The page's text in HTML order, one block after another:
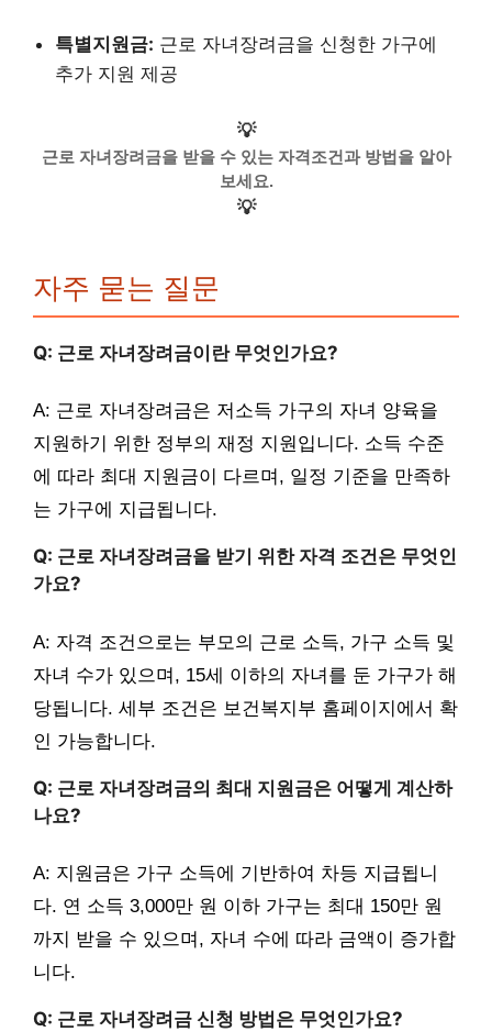
특별지원금: 근로 자녀장려금을 신청한 가구에
추가 지원 제공
💡
근로 자녀장려금을 받을 수 있는 자격조건과 방법을 알아
보세요.
💡
자주 묻는 질문
Q: 근로 자녀장려금이란 무엇인가요?
A: 근로 자녀장려금은 저소득 가구의 자녀 양육을
지원하기 위한 정부의 재정 지원입니다. 소득 수준
에 따라 최대 지원금이 다르며, 일정 기준을 만족하
는 가구에 지급됩니다.
Q: 근로 자녀장려금을 받기 위한 자격 조건은 무엇인
가요?
A: 자격 조건으로는 부모의 근로 소득, 가구 소득 및
자녀 수가 있으며, 15세 이하의 자녀를 둔 가구가 해
당됩니다. 세부 조건은 보건복지부 홈페이지에서 확
인 가능합니다.
Q: 근로 자녀장려금의 최대 지원금은 어떻게 계산하
나요?
A: 지원금은 가구 소득에 기반하여 차등 지급됩니
다. 연 소득 3,000만 원 이하 가구는 최대 150만 원
까지 받을 수 있으며, 자녀 수에 따라 금액이 증가합
니다.
Q: 근로 자녀장려금 신청 방법은 무엇인가요?